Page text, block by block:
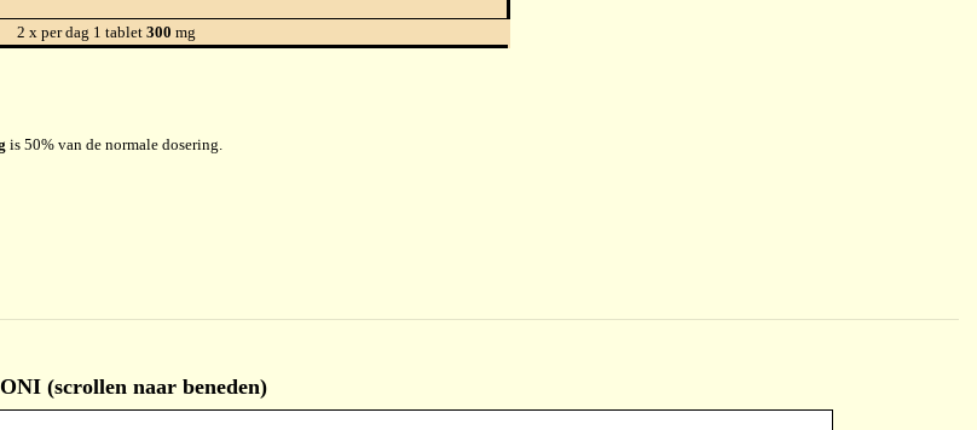
2 x per dag 1 tablet 300 mg
is 50% van de normale dosering.
(scrollen naar beneden)